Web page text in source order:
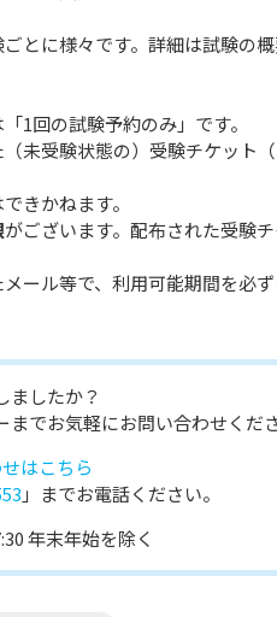
とに様々です。詳細は試験の
1回の試験予約のみ」です。
未受験状態の）受験チケット
きかねます。
がございます。配布された受験
ール等で、利用可能期間を必
ましたか？
でお気軽にお問い合わせくださ
はこちら
」までお電話ください。
年末年始を除く